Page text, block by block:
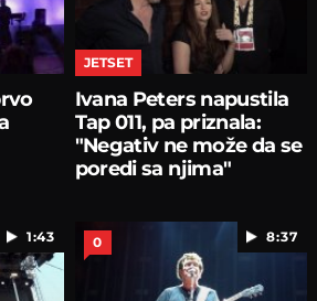
JETSET
Ivana Peters napustila
Tap 011, pa priznala:
"Negativ ne može da se
poredi sa njima"
1:43 8:37
0